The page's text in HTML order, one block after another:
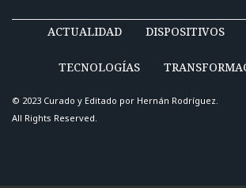
ACTUALIDAD DISPOSITIVOS
TECNOLOGÍAS
© 2023 Curado y Editado por Hernán Rodríguez.
All Rights Reserved.